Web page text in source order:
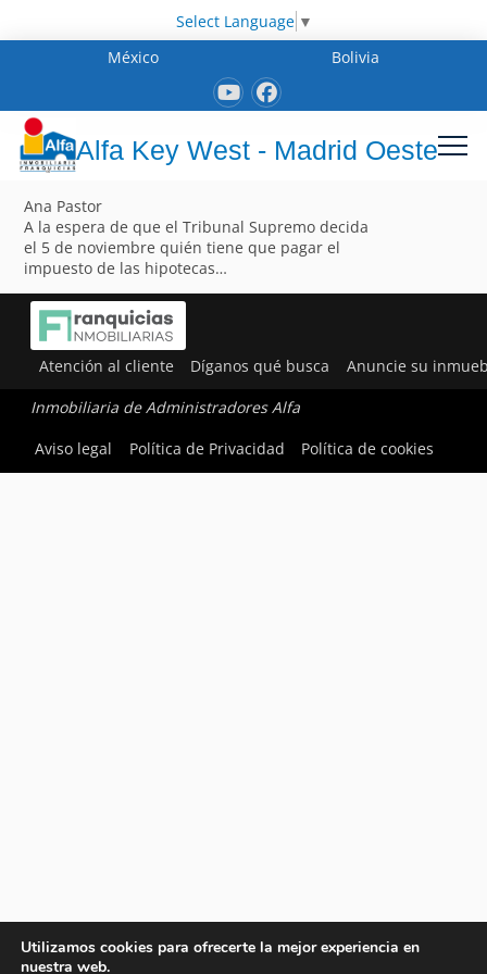
Select Language ▼
México
Bolivia
Alfa Key West - Madrid Oeste
Ana Pastor
A la espera de que el Tribunal Supremo decida
el 5 de noviembre quién tiene que pagar el
impuesto de las hipotecas…
Atención al cliente Díganos qué busca Anuncie su
Inmobiliaria de Administradores Alfa
Aviso legal
Política de Privacidad Política de cookies
Utilizamos cookies para ofrecerte la mejor experiencia en
nuestra web.